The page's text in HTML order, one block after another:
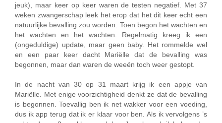
jeuk), maar keer op keer waren de testen negatief. Met 37
weken zwangerschap leek het erop dat het dit keer echt een
natuurlijke bevalling zou worden. Toen begon het wachten en
het wachten en het wachten. Regelmatig kreeg ik een
(ongeduldige) update, maar geen baby. Het rommelde wel
en een paar keer dacht Mariëlle dat de bevalling was
begonnen, maar dan waren de weeën toch weer gestopt.
In de nacht van 30 op 31 maart krijg ik een appje van
Mariëlle. Met enige voorzichtigheid denkt ze dat de bevalling
is begonnen. Toevallig ben ik net wakker voor een voeding,
dus ik app terug dat ik er klaar voor ben. Als ik vervolgens ’s